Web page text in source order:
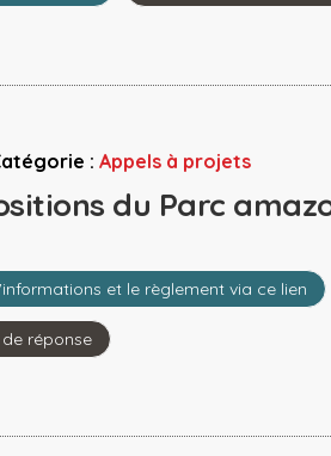
:Appels à projets
du Parc
et le règlement via ce lien
réponse